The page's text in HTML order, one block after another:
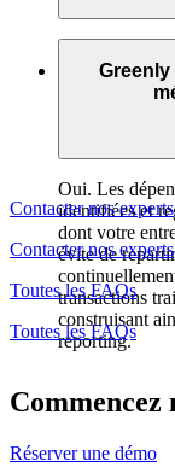
Bien sûr ! Ces
cabinets
plusieurs
Oui. Les
identifiées et
dont votre
évite de
transactions
construisant
reporting.
Contacter nos experts
Contacter nos experts
Toutes les FAQs
Toutes les FAQs
Commencez
Réserver une démo